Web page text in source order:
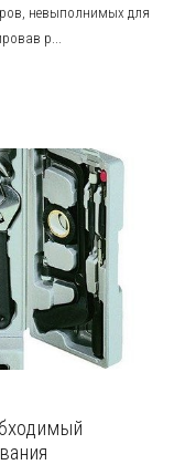
невыполнимых для
р...